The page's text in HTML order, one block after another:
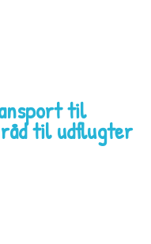
til
til udflugter